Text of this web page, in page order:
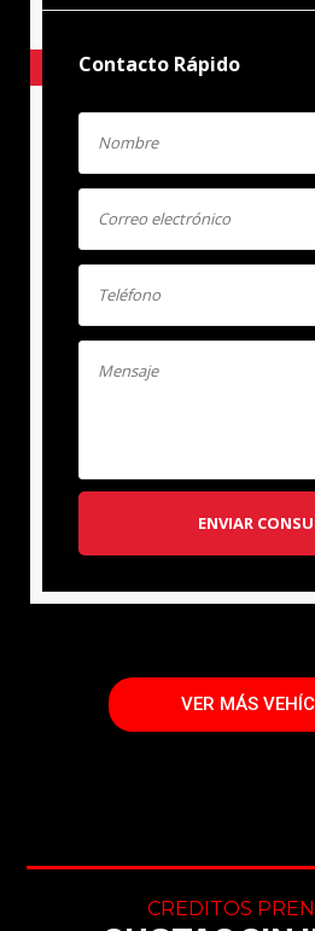
Contacto Rápido
ENVIAR
VER MÁS
CREDITOS